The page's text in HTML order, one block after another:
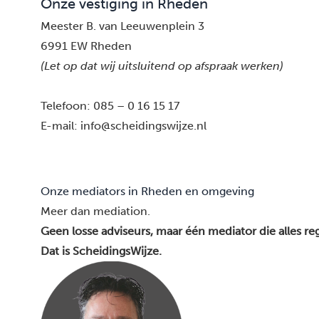
Onze vestiging in Rheden
Meester B. van Leeuwenplein 3
6991 EW Rheden
(Let op dat wij uitsluitend op afspraak werken)
Telefoon: 085 – 0 16 15 17
E-mail: info@scheidingswijze.nl
Onze mediators in Rheden en omgeving
Meer dan mediation.
Geen losse adviseurs, maar één mediator die alles
Dat is ScheidingsWijze.